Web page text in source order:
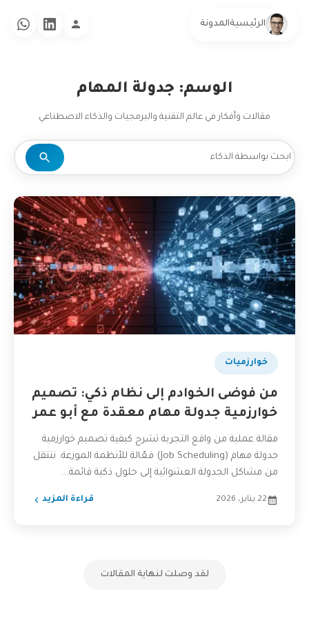
الرئيسيةالمدونة
الوسم: جدولة المهام
مقالات وأفكار في عالم التقنية والبرمجيات والذكاء الاصطناعي
خوارزميات
من فوضى الخوادم إلى نظام ذكي: تصميم
خوارزمية جدولة مهام معقدة مع أبو عمر
مقالة عملية من واقع التجربة تشرح كيفية تصميم خوارزمية
جدولة مهام (Job Scheduling) فعّالة للأنظمة الموزعة. ننتقل
من مشاكل الجدولة العشوائية إلى حلول ذكية قائمة...
22 يناير، 2026 قراءة المزيد
لقد وصلت لنهاية المقالات